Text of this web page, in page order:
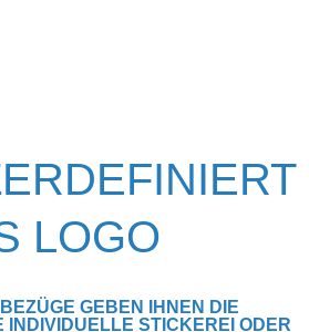
LOGO
GEBEN IHNEN DIE
INDIVIDUELLE STICKEREI ODER